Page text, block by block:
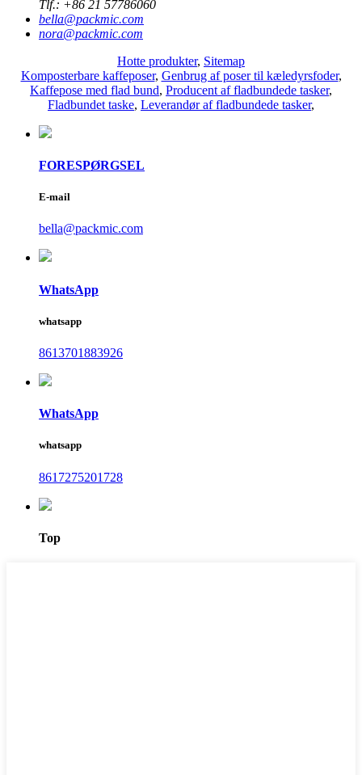
Tlf.: +86 21 57786060
bella@packmic.com
nora@packmic.com
Hotte produkter, Sitemap
Komposterbare kaffeposer, Genbrug af poser til kæledyrsfoder,
Kaffepose med flad bund, Producent af fladbundede tasker,
Fladbundet taske, Leverandør af fladbundede tasker,
FORESPØRGSEL
E-mail
bella@packmic.com
WhatsApp
whatsapp
8613701883926
WhatsApp
whatsapp
8617275201728
Top